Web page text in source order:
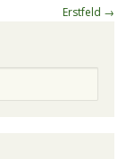
Erstfeld →